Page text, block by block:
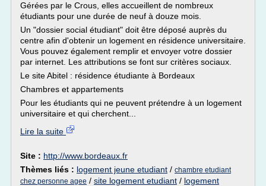
Gérées par le Crous, elles accueillent de nombreux
étudiants pour une durée de neuf à douze mois.
Un "dossier social étudiant" doit être déposé auprès du
centre afin d'obtenir un logement en résidence universitaire.
Vous pouvez également remplir et envoyer votre dossier
par internet. Les attributions se font sur critères sociaux.
Le site Abitel : résidence étudiante à Bordeaux
Chambres et appartements
Pour les étudiants qui ne peuvent prétendre à un logement
universitaire et qui cherchent...
Lire la suite
Site : http://www.bordeaux.fr
Thèmes liés : logement jeune etudiant / chambre etudiant
chez personne agee / site logement etudiant / logement